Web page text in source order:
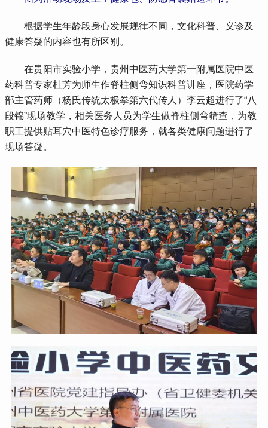
根据学生年龄段身心发展规律不同，文化科普、义诊及
健康答疑的内容也有所区别。
在贵阳市实验小学，贵州中医药大学第一附属医院中医
药科普专家杜芳为师生作脊柱侧弯知识科普讲座，医院药学
部主管药师（杨氏传统太极拳第六代传人）李云超进行了“八
段锦”现场教学，相关医务人员为学生做脊柱侧弯筛查，为教
职工提供贴耳穴中医特色诊疗服务，就各类健康问题进行了
现场答疑。